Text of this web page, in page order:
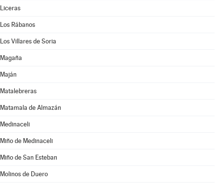
Liceras
Los Rábanos
Los Villares de Soria
Magaña
Maján
Matalebreras
Matamala de Almazán
Medinaceli
Miño de Medinaceli
Miño de San Esteban
Molinos de Duero